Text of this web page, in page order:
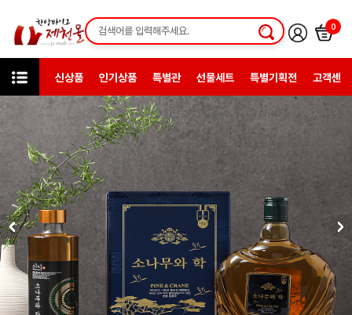
0
신상품 인기상품 특별관 선물세트 특별기획전 고객센터
미니샵 용두산조은술